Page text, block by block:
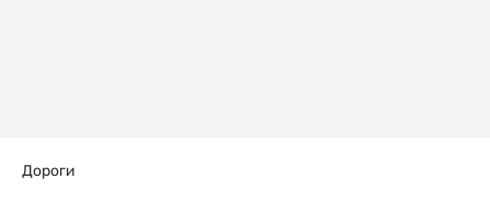
Дороги